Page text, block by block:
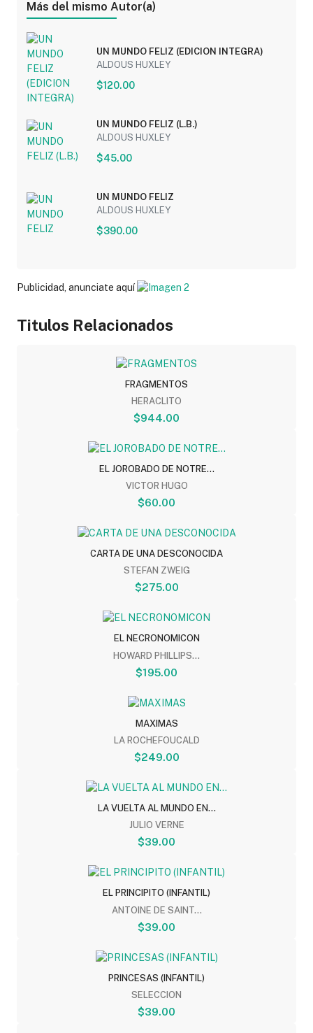
Más del mismo Autor(a)
UN MUNDO FELIZ (EDICION INTEGRA)
ALDOUS HUXLEY
$120.00
UN MUNDO FELIZ (L.B.)
ALDOUS HUXLEY
$45.00
UN MUNDO FELIZ
ALDOUS HUXLEY
$390.00
Publicidad, anunciate aquí
Titulos Relacionados
FRAGMENTOS
HERACLITO
$944.00
EL JOROBADO DE NOTRE...
VICTOR HUGO
$60.00
CARTA DE UNA DESCONOCIDA
STEFAN ZWEIG
$275.00
EL NECRONOMICON
HOWARD PHILLIPS...
$195.00
MAXIMAS
LA ROCHEFOUCALD
$249.00
LA VUELTA AL MUNDO EN...
JULIO VERNE
$39.00
EL PRINCIPITO (INFANTIL)
ANTOINE DE SAINT...
$39.00
PRINCESAS (INFANTIL)
SELECCION
$39.00